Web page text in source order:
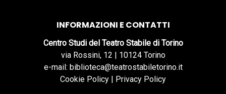
INFORMAZIONI E CONTATTI
Centro Studi del Teatro Stabile di Torino
via Rossini, 12 | 10124 Torino
e-mail: biblioteca@teatrostabiletorino.it
Cookie Policy | Privacy Policy